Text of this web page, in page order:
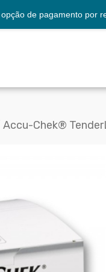
de pagamento por
Chek®